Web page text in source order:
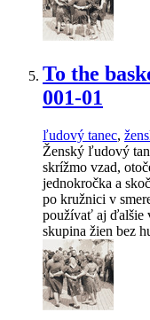
To the
001-01
ľudový tanec,
Ženský ľudový
skrížmo vzad,
jednokročka a
po kružnici v
používať aj ďalšie
skupina žien bez